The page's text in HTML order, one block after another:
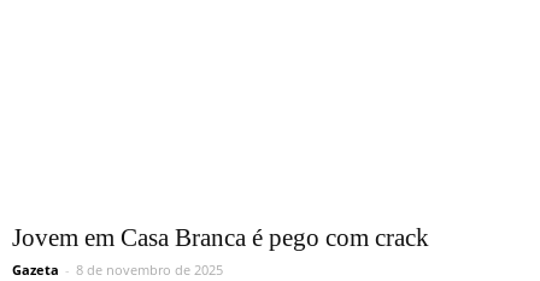
Jovem em Casa Branca é pego com crack
Gazeta - 8 de novembro de 2025